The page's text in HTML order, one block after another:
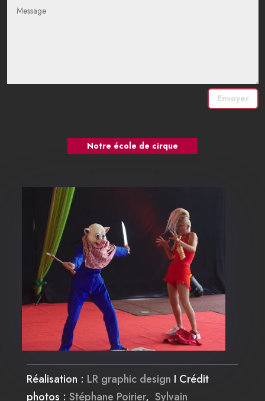
Envoyer
Notre école de cirque
Réalisation : LR graphic design I Crédit
photos : Stéphane Poirier, Sylvain